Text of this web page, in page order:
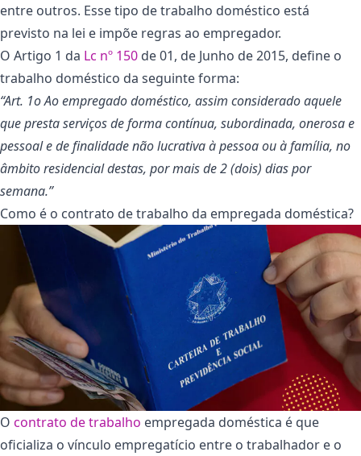
entre outros. Esse tipo de trabalho doméstico está
previsto na lei e impõe regras ao empregador.
O Artigo 1 da Lc nº 150 de 01, de Junho de 2015, define o
trabalho doméstico da seguinte forma:
“Art. 1o Ao empregado doméstico, assim considerado aquele
que presta serviços de forma contínua, subordinada, onerosa e
pessoal e de finalidade não lucrativa à pessoa ou à família, no
âmbito residencial destas, por mais de 2 (dois) dias por
semana.”
Como é o contrato de trabalho da empregada doméstica?
O contrato de trabalho empregada doméstica é que
oficializa o vínculo empregatício entre o trabalhador e o